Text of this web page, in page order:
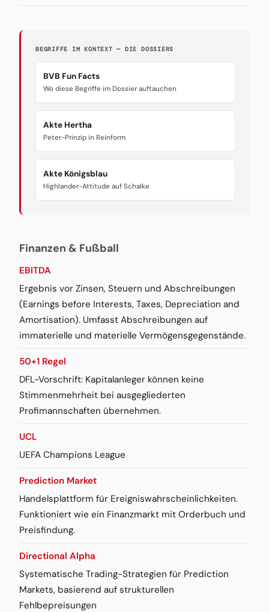
BEGRIFFE IM KONTEXT — DIE DOSSIERS
BVB Fun Facts
Wo diese Begriffe im Dossier auftauchen
Akte Hertha
Peter-Prinzip in Reinform
Akte Königsblau
Highlander-Attitude auf Schalke
Finanzen & Fußball
EBITDA
Ergebnis vor Zinsen, Steuern und Abschreibungen
(Earnings before Interests, Taxes, Depreciation and
Amortisation). Umfasst Abschreibungen auf
immaterielle und materielle Vermögensgegenstände.
50+1 Regel
DFL-Vorschrift: Kapitalanleger können keine
Stimmenmehrheit bei ausgegliederten
Profimannschaften übernehmen.
UCL
UEFA Champions League
Prediction Market
Handelsplattform für Ereigniswahrscheinlichkeiten.
Funktioniert wie ein Finanzmarkt mit Orderbuch und
Preisfindung.
Directional Alpha
Systematische Trading-Strategien für Prediction
Markets, basierend auf strukturellen
Fehlbepreisungen